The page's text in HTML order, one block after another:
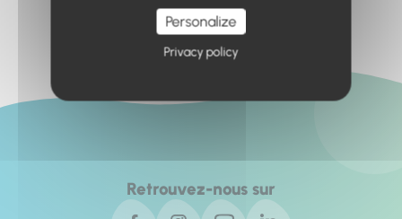
Retrouvez-nous sur
Personalize
Privacy policy